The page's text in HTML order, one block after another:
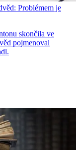
Problémem je
skončila ve
pojmenoval